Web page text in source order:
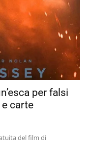
per falsi
carte
del film di